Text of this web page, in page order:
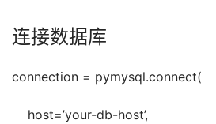
连接数据库
connection = pymysql.connect(
    host=’your-db-host’,